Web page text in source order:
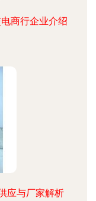
商行企业介绍
应与厂家解析